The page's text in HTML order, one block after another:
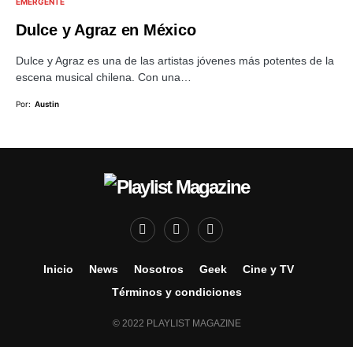
Dulce y Agraz en México
Dulce y Agraz es una de las artistas jóvenes más potentes de la
escena musical chilena. Con una…
Por: Austin
Inicio News Nosotros Geek
Cine y TV
Términos y condiciones
© 2022 PLAYLIST MAGAZINE